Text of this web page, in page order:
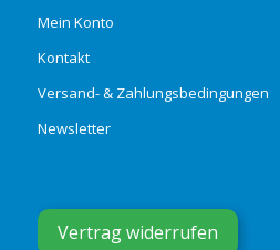
Mein Konto
Kontakt
Versand- & Zahlungsbedingungen
Newsletter
Vertrag widerrufen